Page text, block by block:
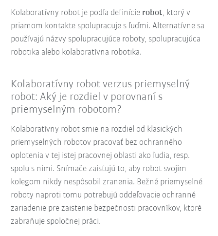
Kolaboratívny robot je podľa definície robot, ktorý v
priamom kontakte spolupracuje s ľuďmi. Alternatívne sa
používajú názvy spolupracujúce roboty, spolupracujúca
robotika alebo kolaboratívna robotika.
Kolaboratívny robot verzus priemyselný
robot: Aký je rozdiel v porovnaní s
priemyselným robotom?
Kolaboratívny robot smie na rozdiel od klasických
priemyselných robotov pracovať bez ochranného
oplotenia v tej istej pracovnej oblasti ako ľudia, resp.
spolu s nimi. Snímače zaisťujú to, aby robot svojim
kolegom nikdy nespôsobil zranenia. Bežné priemyselné
roboty naproti tomu potrebujú oddeľovacie ochranné
zariadenie pre zaistenie bezpečnosti pracovníkov, ktoré
zabraňuje spoločnej práci.